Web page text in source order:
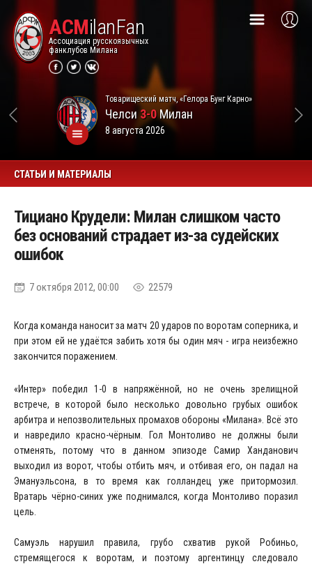
ACMilanFan
Ассоциация русскоязычных
фанклубов Милана
Товарищеский матч, «Гелора Бунг Карно»
Челси3-0Милан
8 августа 2026
СТАТЬИ И МАТЕРИАЛЫ
Тициано Крудели: Милан слишком часто
без оснований страдает из-за судейских
ошибок
7 октября 2012, 00:00 22579
Когда команда наносит за матч 20 ударов по воротам соперника, и
при этом ей не удаётся забить хотя бы один мяч - игра неизбежно
закончится поражением.
«Интер» победил 1-0 в напряжённой, но не очень зрелищной
встрече, в которой было несколько довольно грубых ошибок
арбитра и непозволительных промахов обороны «Милана». Всё это
и навредило красно-чёрным. Гол Монтоливо не должны были
отменять, потому что в данном эпизоде Самир Ханданович
выходил из ворот, чтобы отбить мяч, и отбивая его, он падал на
Эмануэльсона, в то время как голландец уже притормозил.
Вратарь чёрно-синих уже поднимался, когда Монтоливо поразил
цель.
Самуэль нарушил правила, грубо схватив рукой Робиньо,
стремящегося к воротам, и поэтому аргентинцу следовало